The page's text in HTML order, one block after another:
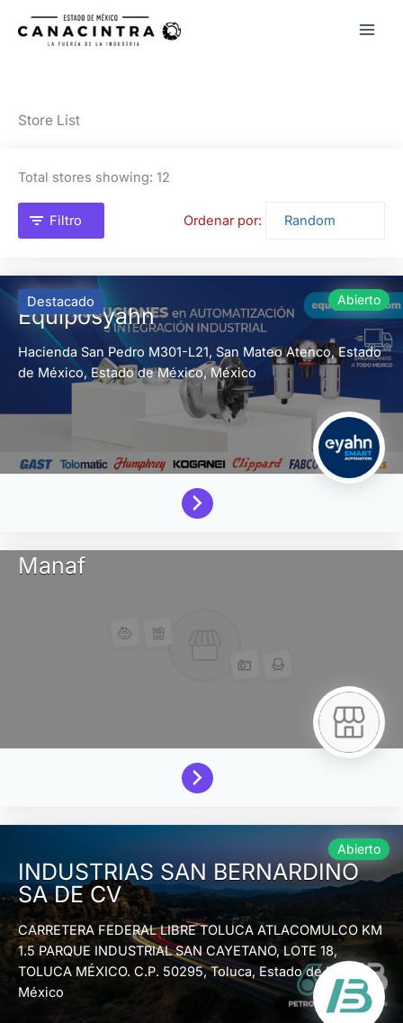
Store List
Total stores showing: 12
Filtro Ordenar por:
Destacado Abierto
Equiposyahn
Hacienda San Pedro M301-L21, San Mateo Atenco, Estado
de México,Estado de México,México
Manaf
Abierto
INDUSTRIAS SAN BERNARDINO
SA DE CV
CARRETERA FEDERAL LIBRE TOLUCA ATLACOMULCO KM
1.5 PARQUE INDUSTRIAL SAN CAYETANO, LOTE 18,
TOLUCA MÉXICO. C.P. 50295,Toluca, Estado de México,
México